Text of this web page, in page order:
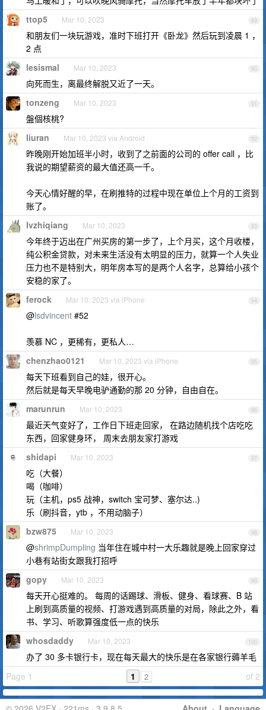
89
ttop5 Mar 10, 2023
和朋友们一块玩游戏，准时下班打开《卧龙》然后玩到凌晨 1 ，
2 点
90
lesismal Mar 10, 2023
向死而生，离最终解脱又近了一天。
91
tonzeng Mar 10, 2023
盤個核桃?
92
liuran Mar 10, 2023 via Android
昨晚刚开始加班半小时，收到了之前面的公司的 offer call ，比
我说的期望薪资的最大值还高一千。
今天心情好醒的早，在刷推特的过程中现在单位上个月的工资到
账了。
93
lvzhiqiang Mar 10, 2023
今年终于迈出在广州买房的第一步了，上个月买，这个月收楼，
纯公积金贷款，对未来生活没有太明显的压力，就算一个人失业
压力也不是特别大，明年房本写的是两个人名字，总算给小孩个
安稳的家了。
94
ferock Mar 10, 2023 via iPhone
@lsdvincent #52
羡慕 NC ，更稀有，更私人…
95
chenzhao0121 Mar 10, 2023 via iPhone
每天下班看到自己的娃，很开心。
然后就是每天早晚电驴通勤的那 20 分钟，自由自在。
96
marunrun Mar 10, 2023
最近天气变好了，工作日下班走回家， 在路边随机找个店吃吃
东西，回家健身环， 周末去朋友家打游戏
97
shidapi Mar 10, 2023
吃（大餐）
喝（咖啡）
玩（主机，ps5 战神，switch 宝可梦、塞尔达..)
乐（刷抖音，ytb ，不用动脑子）
98
bzw875 Mar 10, 2023
@shrimpDumpling 当年住在城中村一大乐趣就是晚上回家穿过
小巷有站街女跟我打招呼
99
gopy Mar 10, 2023
每天开心挺难的。 每周的话踢球、滑板、健身、看球赛、B 站
上刷到高质量的视频、打游戏遇到高质量的对局，除此之外，看
书、学习、听歌算强度低一点的快乐
100
whosdaddy Mar 10, 2023
办了 30 多卡银行卡，现在每天最大的快乐是在各家银行薅羊毛
Page 1
of 2
1 2